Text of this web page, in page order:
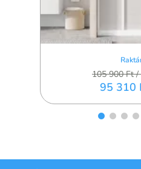
105 900 Ft/
95 310